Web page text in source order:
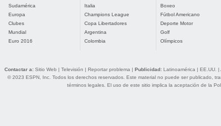
Sudamérica
Europa
Clubes
Mundial
Euro 2016
Italia
Champions League
Copa Libertadores
Argentina
Colombia
Boxeo
Fútbol Americano
Deporte Motor
Golf
Olímpicos
Contactar a: Sitio Web | Televisión | Reportar problema | Publicidad: Latinoamérica | EE.UU. |
© 2023 ESPN, Inc. Todos los derechos reservados. Este material no puede ser publicado,
términos legales. El uso de este sitio implica la aceptación de la